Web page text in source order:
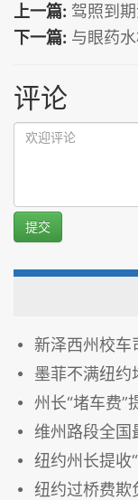
上一篇: 驾照到
下一篇: 与眼药
评论
提交
新泽西州校车
墨菲不满纽约
州长“堵车费”
维州路段全国
纽约州长提收
纽约过桥费欺